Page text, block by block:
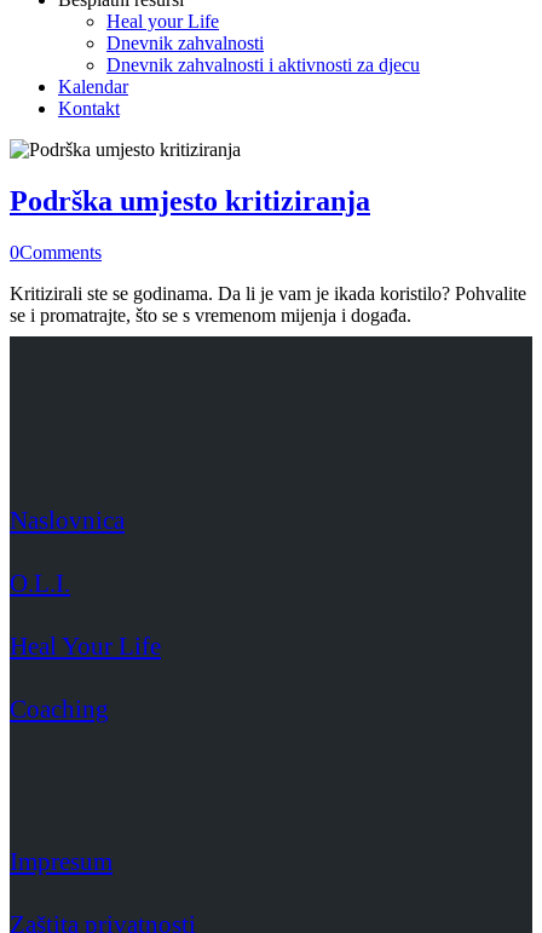
Heal your Life
Dnevnik zahvalnosti
Dnevnik zahvalnosti i aktivnosti za djecu
Kalendar
Kontakt
Podrška umjesto kritiziranja
0Comments
Kritizirali ste se godinama. Da li je vam je ikada koristilo? Pohvalite
se i promatrajte, što se s vremenom mijenja i događa.
Naslovnica
O.L.I.
Heal Your Life
Coaching
Impresum
Zaštita privatnosti